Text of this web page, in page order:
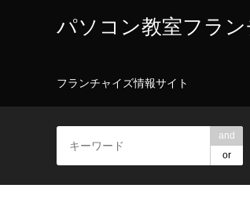
パソコン教室フラ
フランチャイズ情報サイト
and
or